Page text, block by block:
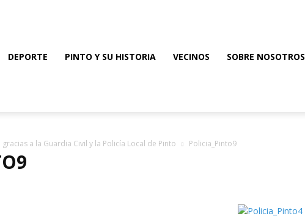
DEPORTE PINTO Y SU HISTORIA VECINOS SOBRE NOSOTROS
a la Guardia Civil y la Policía Local de Pinto Policia_Pinto9